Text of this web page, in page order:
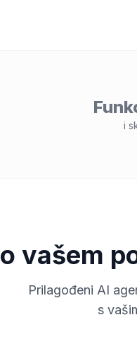
i
vašem
Prilagođeni AI
s